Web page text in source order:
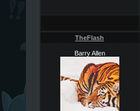
TheFlаsh
Barry Allen